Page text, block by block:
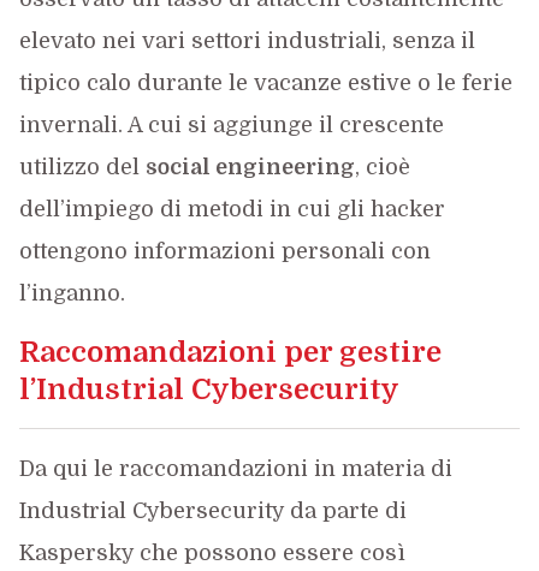
elevato nei vari settori industriali, senza il
tipico calo durante le vacanze estive o le ferie
invernali. A cui si aggiunge il crescente
utilizzo del social engineering, cioè
dell’impiego di metodi in cui gli hacker
ottengono informazioni personali con
l’inganno.
Raccomandazioni per gestire
l’Industrial Cybersecurity
Da qui le raccomandazioni in materia di
Industrial Cybersecurity da parte di
Kaspersky che possono essere così